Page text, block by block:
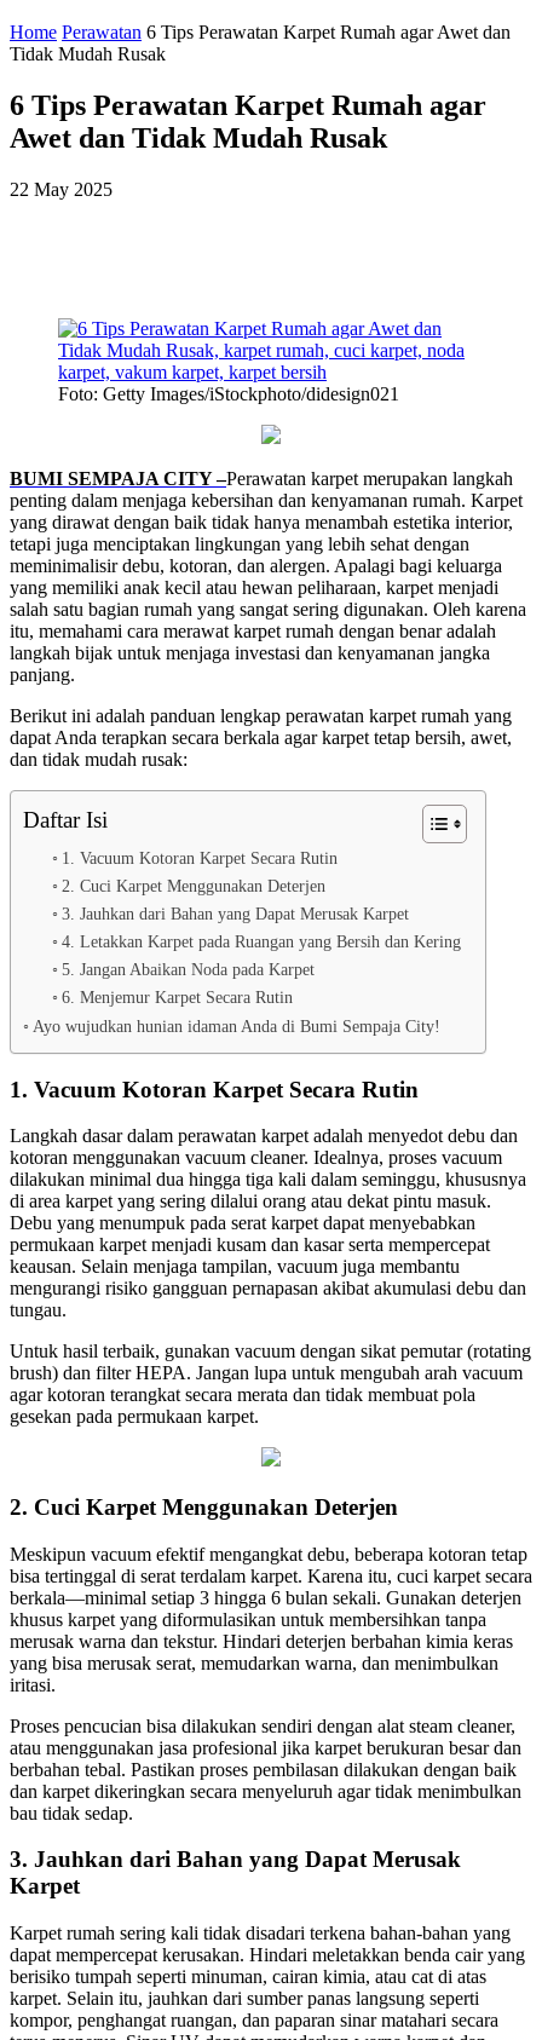
Home Perawatan 6 Tips Perawatan Karpet Rumah agar Awet dan
Tidak Mudah Rusak
6 Tips Perawatan Karpet Rumah agar
Awet dan Tidak Mudah Rusak
22 May 2025
Foto: Getty Images/iStockphoto/didesign021
BUMI SEMPAJA CITY –Perawatan karpet merupakan langkah
penting dalam menjaga kebersihan dan kenyamanan rumah. Karpet
yang dirawat dengan baik tidak hanya menambah estetika interior,
tetapi juga menciptakan lingkungan yang lebih sehat dengan
meminimalisir debu, kotoran, dan alergen. Apalagi bagi keluarga
yang memiliki anak kecil atau hewan peliharaan, karpet menjadi
salah satu bagian rumah yang sangat sering digunakan. Oleh karena
itu, memahami cara merawat karpet rumah dengan benar adalah
langkah bijak untuk menjaga investasi dan kenyamanan jangka
panjang.
Berikut ini adalah panduan lengkap perawatan karpet rumah yang
dapat Anda terapkan secara berkala agar karpet tetap bersih, awet,
dan tidak mudah rusak:
Daftar Isi
1. Vacuum Kotoran Karpet Secara Rutin
2. Cuci Karpet Menggunakan Deterjen
3. Jauhkan dari Bahan yang Dapat Merusak Karpet
4. Letakkan Karpet pada Ruangan yang Bersih dan Kering
5. Jangan Abaikan Noda pada Karpet
6. Menjemur Karpet Secara Rutin
Ayo wujudkan hunian idaman Anda di Bumi Sempaja City!
1. Vacuum Kotoran Karpet Secara Rutin
Langkah dasar dalam perawatan karpet adalah menyedot debu dan
kotoran menggunakan vacuum cleaner. Idealnya, proses vacuum
dilakukan minimal dua hingga tiga kali dalam seminggu, khususnya
di area karpet yang sering dilalui orang atau dekat pintu masuk.
Debu yang menumpuk pada serat karpet dapat menyebabkan
permukaan karpet menjadi kusam dan kasar serta mempercepat
keausan. Selain menjaga tampilan, vacuum juga membantu
mengurangi risiko gangguan pernapasan akibat akumulasi debu dan
tungau.
Untuk hasil terbaik, gunakan vacuum dengan sikat pemutar (rotating
brush) dan filter HEPA. Jangan lupa untuk mengubah arah vacuum
agar kotoran terangkat secara merata dan tidak membuat pola
gesekan pada permukaan karpet.
2. Cuci Karpet Menggunakan Deterjen
Meskipun vacuum efektif mengangkat debu, beberapa kotoran tetap
bisa tertinggal di serat terdalam karpet. Karena itu, cuci karpet secara
berkala—minimal setiap 3 hingga 6 bulan sekali. Gunakan deterjen
khusus karpet yang diformulasikan untuk membersihkan tanpa
merusak warna dan tekstur. Hindari deterjen berbahan kimia keras
yang bisa merusak serat, memudarkan warna, dan menimbulkan
iritasi.
Proses pencucian bisa dilakukan sendiri dengan alat steam cleaner,
atau menggunakan jasa profesional jika karpet berukuran besar dan
berbahan tebal. Pastikan proses pembilasan dilakukan dengan baik
dan karpet dikeringkan secara menyeluruh agar tidak menimbulkan
bau tidak sedap.
3. Jauhkan dari Bahan yang Dapat Merusak
Karpet
Karpet rumah sering kali tidak disadari terkena bahan-bahan yang
dapat mempercepat kerusakan. Hindari meletakkan benda cair yang
berisiko tumpah seperti minuman, cairan kimia, atau cat di atas
karpet. Selain itu, jauhkan dari sumber panas langsung seperti
kompor, penghangat ruangan, dan paparan sinar matahari secara